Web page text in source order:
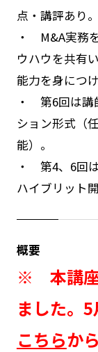
点・講評あり。
・ M&A実務
ウハウを共有
能力を身につ
・ 第6回は講
ション形式（
能）。
・ 第4、6回
ハイブリット
概要
※
本講
ました。
こちらか